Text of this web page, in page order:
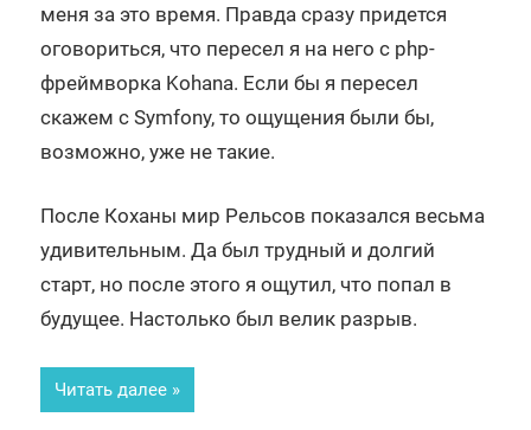
меня за это время. Правда сразу придется
оговориться, что пересел я на него с php-
фреймворка Kohana. Если бы я пересел
скажем с Symfony, то ощущения были бы,
возможно, уже не такие.
После Коханы мир Рельсов показался весьма
удивительным. Да был трудный и долгий
старт, но после этого я ощутил, что попал в
будущее. Настолько был велик разрыв.
Читать далее